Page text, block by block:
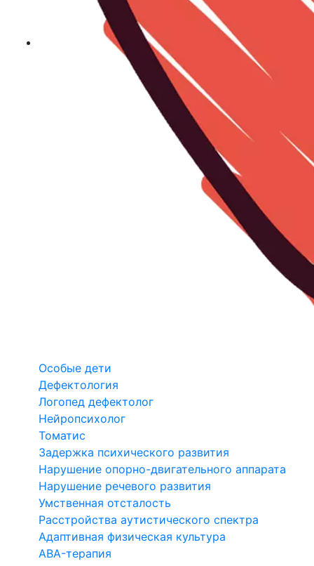
Особые дети
Дефектология
Логопед дефектолог
Нейропсихолог
Томатис
Задержка психического развития
Нарушение опорно-двигательного аппарата
Нарушение речевого развития
Умственная отсталость
Расстройства аутистического спектра
Адаптивная физическая культура
ABA-терапия